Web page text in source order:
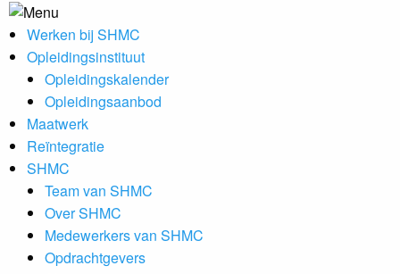
Werken bij SHMC
Opleidingsinstituut
Opleidingskalender
Opleidingsaanbod
Maatwerk
Reïntegratie
SHMC
Team van SHMC
Over SHMC
Medewerkers van SHMC
Opdrachtgevers